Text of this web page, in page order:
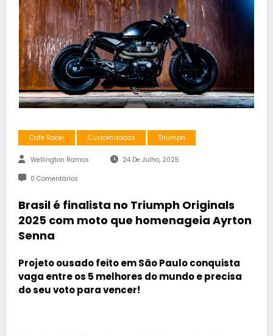
Cafe Racer Customizadas Triumph
Wellington Ramos 24 De Julho, 2025
0 Comentários
Brasil é finalista no Triumph Originals
2025 com moto que homenageia Ayrton
Senna
Projeto ousado feito em São Paulo conquista
vaga entre os 5 melhores do mundo e precisa
do seu voto para vencer!